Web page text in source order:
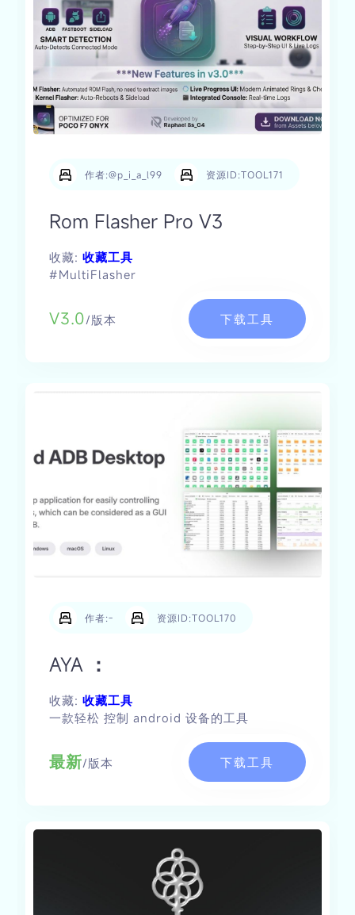
作者:@p_i_a_l99 资源ID:TOOL171
Rom Flasher Pro V3
收藏:收藏工具
#MultiFlasher
V3.0/版本 下载工具
作者:- 资源ID:TOOL170
AYA ：
收藏:收藏工具
一款轻松 控制 android 设备的工具
最新/版本 下载工具